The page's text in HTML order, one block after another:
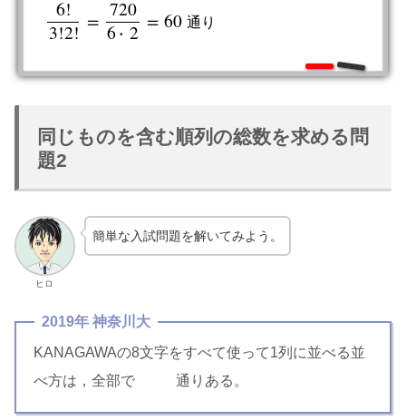
6!
3!2! = 720
6 ∙ 2 = 60 通 り
6!3! != 7206∙2 =60 通 り
同じものを含む順列の総数を求める問
題2
ヒロ
簡単な入試問題を解いてみよう。
2019年 神奈川大
KANAGAWAの8文字をすべて使って1列に並べる並
べ方は，全部で
通りある。